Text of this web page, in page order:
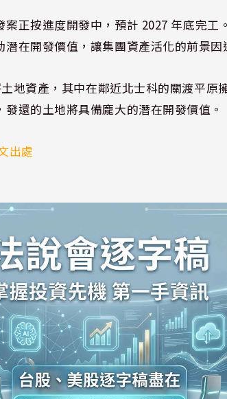
正按進度開發中，預計 2027 年底完工
在開發價值，讓集團資產活化的前景因
地資產，其中在鄰近北士科的關渡平原
還的土地將具備龐大的潛在開發價值。
出處